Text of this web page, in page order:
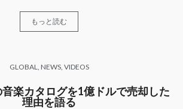
もっと読む
GLOBAL NEWS, VIDEOS
楽カタログを1億ドルで売却した
理由を語る